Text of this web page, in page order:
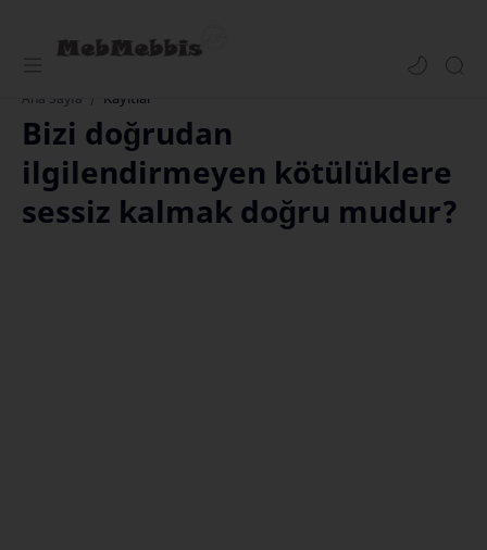
Ana Sayfa Kayıtlar
Bizi doğrudan
ilgilendirmeyen kötülüklere
sessiz kalmak doğru mudur?